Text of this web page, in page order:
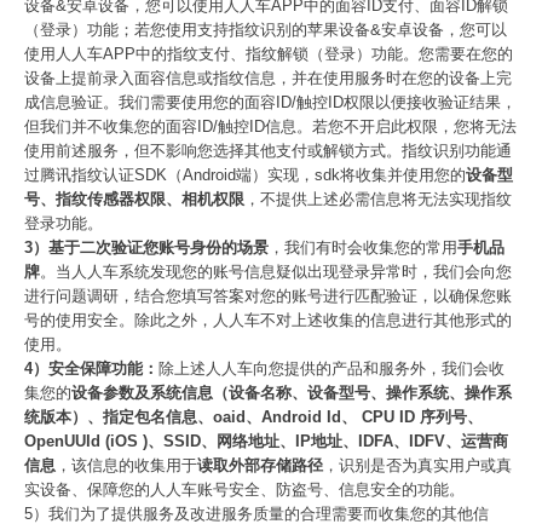
设备&安卓设备，您可以使用人人车APP中的面容ID支付、面容ID解锁
（登录）功能；若您使用支持指纹识别的苹果设备&安卓设备，您可以
使用人人车APP中的指纹支付、指纹解锁（登录）功能。您需要在您的
设备上提前录入面容信息或指纹信息，并在使用服务时在您的设备上完
成信息验证。我们需要使用您的面容ID/触控ID权限以便接收验证结果，
但我们并不收集您的面容ID/触控ID信息。若您不开启此权限，您将无法
使用前述服务，但不影响您选择其他支付或解锁方式。指纹识别功能通
过腾讯指纹认证SDK（Android端）实现，sdk将收集并使用您的设备型
号、指纹传感器权限、相机权限 ，不提供上述必需信息将无法实现指纹
登录功能。
3）基于二次验证您账号身份的场景 ，我们有时会收集您的常用手机品
牌。当人人车系统发现您的账号信息疑似出现登录异常时，我们会向您
进行问题调研，结合您填写答案对您的账号进行匹配验证，以确保您账
号的使用安全。除此之外，人人车不对上述收集的信息进行其他形式的
使用。
4）安全保障功能： 除上述人人车向您提供的产品和服务外，我们会收
集您的设备参数及系统信息（设备名称、设备型号、操作系统、操作系
统版本）、指定包名信息、oaid、Android Id、 CPU ID 序列号、
OpenUUId (iOS )、SSID、网络地址、IP地址、IDFA、IDFV、运营商
信息 ，该信息的收集用于读取外部存储路径 ，识别是否为真实用户或真
实设备、保障您的人人车账号安全、防盗号、信息安全的功能。
5）我们为了提供服务及改进服务质量的合理需要而收集您的其他信